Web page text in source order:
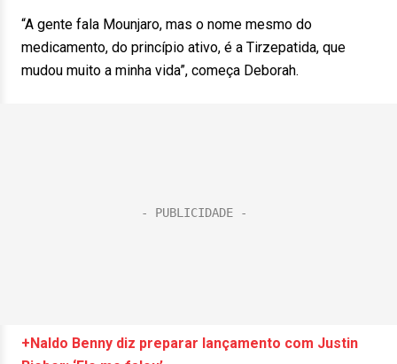
“A gente fala Mounjaro, mas o nome mesmo do
medicamento, do princípio ativo, é a Tirzepatida, que
mudou muito a minha vida”, começa Deborah.
+Naldo Benny diz preparar lançamento com Justin